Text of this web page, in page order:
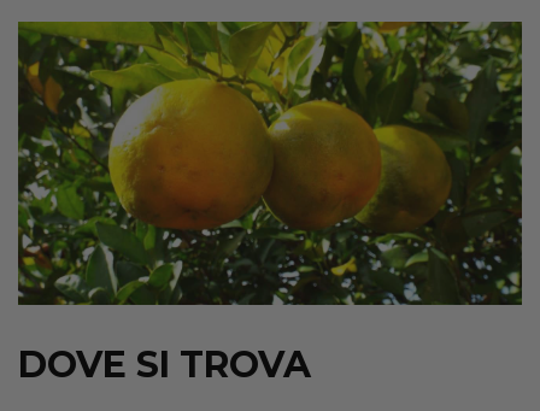
DOVE SI TROVA